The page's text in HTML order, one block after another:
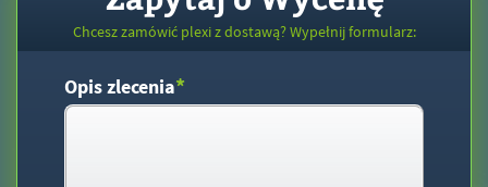
Chcesz zamówić plexi z dostawą? Wypełnij formularz:
Opis zlecenia*